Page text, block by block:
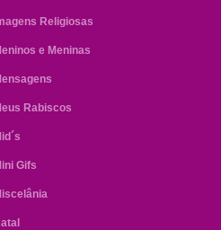
Religiosas
e Meninas
Rabiscos
Gifs